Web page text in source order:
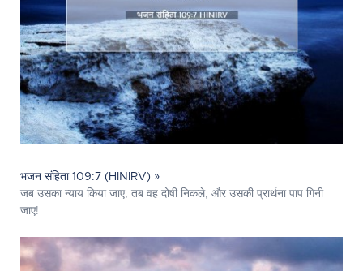
भजन संहिता 109:7 (HINIRV) »
जब उसका न्याय किया जाए, तब वह दोषी निकले, और उसकी प्रार्थना पाप गिनी
जाए!